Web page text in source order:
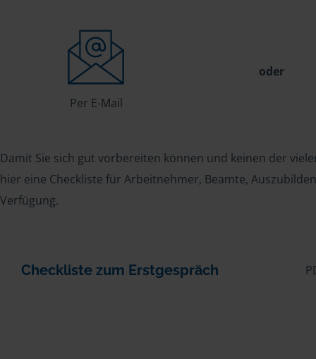
Per E-Mail
oder
Damit Sie sich gut vorbereiten können und keinen der
hier eine Checkliste für Arbeitnehmer, Beamte,
Verfügung.
Checkliste zum Erstgespräch